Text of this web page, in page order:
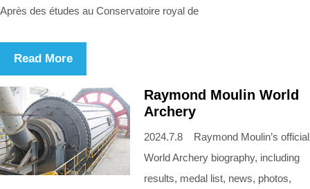
Après des études au Conservatoire royal de
Read More
Raymond Moulin World
Archery
2024.7.8 Raymond Moulin’s official
World Archery biography, including
results, medal list, news, photos,